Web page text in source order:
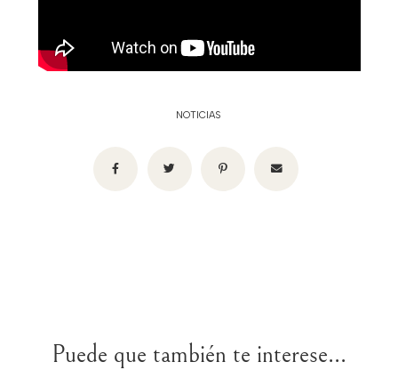
NOTICIAS
Puede que también te interese...